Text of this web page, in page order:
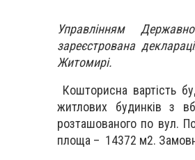
Управлінням
зареєстрована
Житомирі.
Кошторисна вартість
житлових будинків з
розташованого по вул.
площа – 14372 м2.